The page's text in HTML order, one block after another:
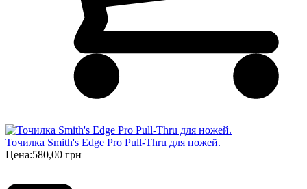
Точилка Smith's Edge Pro Pull-Thru для ножей.
Цена:580,00 грн